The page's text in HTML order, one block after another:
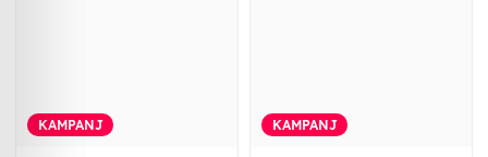
KAMPANJ KAMPANJ